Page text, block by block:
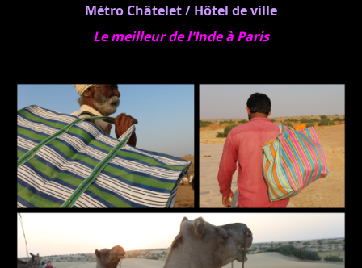
Métro Châtelet / Hôtel de ville
Le meilleur de l'Inde à Paris